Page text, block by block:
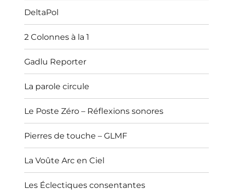
DeltaPol
2 Colonnes à la 1
Gadlu Reporter
La parole circule
Le Poste Zéro – Réflexions sonores
Pierres de touche – GLMF
La Voûte Arc en Ciel
Les Éclectiques consentantes